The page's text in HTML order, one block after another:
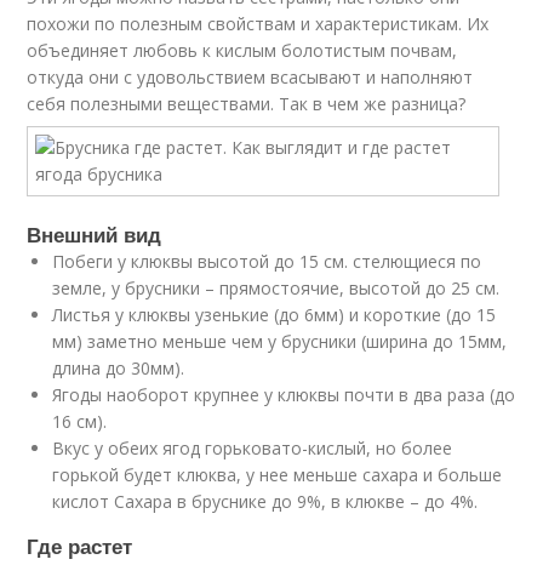
похожи по полезным свойствам и характеристикам. Их
объединяет любовь к кислым болотистым почвам,
откуда они с удовольствием всасывают и наполняют
себя полезными веществами. Так в чем же разница?
Внешний вид
Побеги у клюквы высотой до 15 см. стелющиеся по
земле, у брусники – прямостоячие, высотой до 25 см.
Листья у клюквы узенькие (до 6мм) и короткие (до 15
мм) заметно меньше чем у брусники (ширина до 15мм,
длина до 30мм).
Ягоды наоборот крупнее у клюквы почти в два раза (до
16 см).
Вкус у обеих ягод горьковато-кислый, но более
горькой будет клюква, у нее меньше сахара и больше
кислот Сахара в бруснике до 9%, в клюкве – до 4%.
Где растет